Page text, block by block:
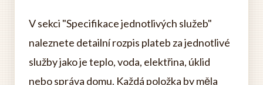
V sekci "Specifikace jednotlivých služeb"
naleznete detailní rozpis plateb za jednotlivé
služby jako je teplo, voda, elektřina, úklid
nebo správa domu. Každá položka by měla